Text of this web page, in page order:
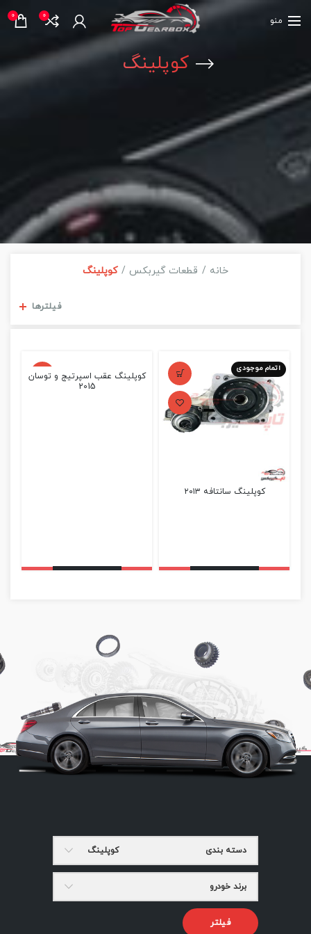
منو 0
0
کوپلینگ
خانه قطعات گیربکس کوپلینگ
فیلترها
اتمام موجودی
کوپلینگ سانتافه ۲۰۱۳
کوپلینگ عقب اسپرتیج و توسان
2015
دسته بندی کوپلینگ
برند خودرو
فیلتر